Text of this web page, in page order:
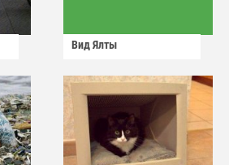
Вид Ялты